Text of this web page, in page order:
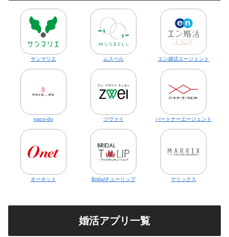
サンマリエ ムスベル エン婚活エージェント
naco-do ツヴァイ パートナーエージェント
オーネット Bridalチューリップ マリックス
婚活アプリ一覧